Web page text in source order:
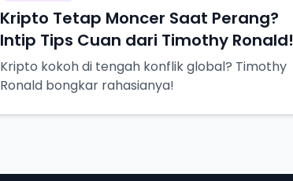
Kripto Tetap Moncer Saat Perang?
Intip Tips Cuan dari Timothy Ronald!
Kripto kokoh di tengah konflik global? Timothy
Ronald bongkar rahasianya!